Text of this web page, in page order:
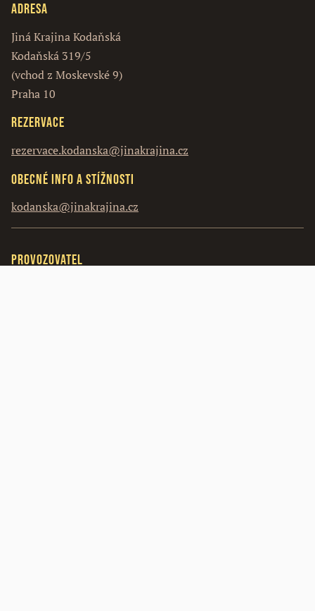
Adresa
Jiná Krajina Kodaňská
Kodaňská 319/5
(vchod z Moskevské 9)
Praha 10
Rezervace
rezervace.kodanska@jinakrajina.cz
Obecné info a stížnosti
kodanska@jinakrajina.cz
Provozovatel